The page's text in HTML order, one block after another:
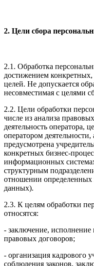
2. Цели сбора
2.1. Обработка
достижением
целей. Не допускается
несовместимая с целями
2.2. Цели обработки
числе из анализа
деятельность оператора,
оператором деятельности,
предусмотрена
конкретных бизнес-
информационных
структурным
отношении определенных
данных).
2.3. К целям обработки
относятся:
- заключение,
правовых договоров;
- организация кадрового
соблюдения законов,